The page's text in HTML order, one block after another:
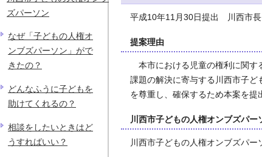
平成10年11月30日提出 川西市
提案理由
本市における児童の権利に関す
課題の解決に寄与する川西市子
を尊重し、確保するため本案を提
川西市子どもの人権オンブズパー
川西市子どもの人権オンブズパー
ズパーソン
なぜ「子どもの人権オ
ンブズパーソン」がで
きたの？
どんなふうに子どもを
助けてくれるの？
相談をしたいときはど
うすればいい？